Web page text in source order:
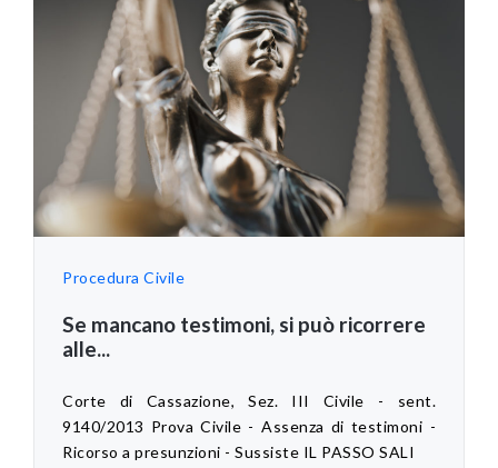
Procedura Civile
Se mancano testimoni, si può ricorrere
alle...
Corte di Cassazione, Sez. III Civile - sent.
9140/2013 Prova Civile - Assenza di testimoni -
Ricorso a presunzioni - Sussiste IL PASSO SALI